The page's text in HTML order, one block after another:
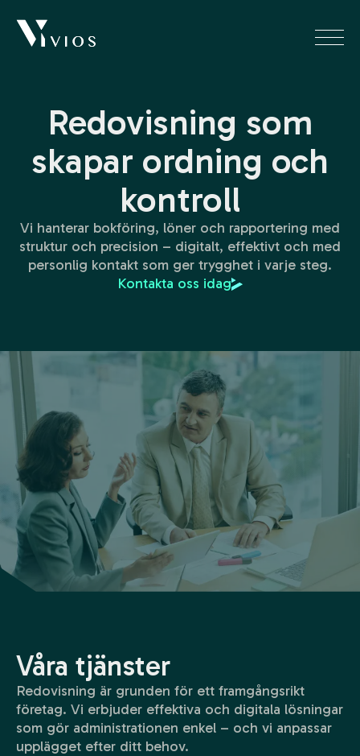
Redovisning som
skapar ordning och
kontroll
Vi hanterar bokföring, löner och rapportering med
struktur och precision – digitalt, effektivt och med
personlig kontakt som ger trygghet i varje steg.
Kontakta oss idag
Våra tjänster
Redovisning är grunden för ett framgångsrikt
företag. Vi erbjuder effektiva och digitala lösningar
som gör administrationen enkel – och vi anpassar
upplägget efter ditt behov.